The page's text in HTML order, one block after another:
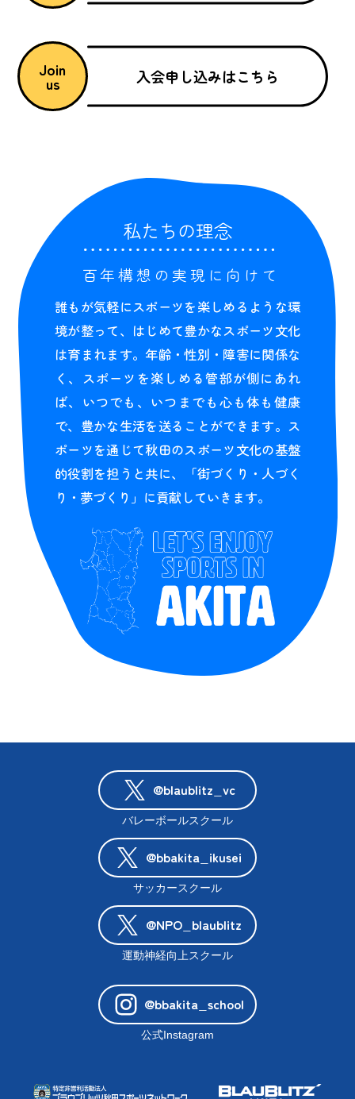
Join
us 入会申し込みはこちら
私たちの理念
百年構想の実現に向けて
誰もが気軽にスポーツを楽しめるような環
境が整って、はじめて豊かなスポーツ文化
は育まれます。年齢・性別・障害に関係な
く、スポーツを楽しめる管部が側にあれ
ば、いつでも、いつまでも心も体も健康
で、豊かな生活を送ることができます。ス
ポーツを通じて秋田のスポーツ文化の基盤
的役割を担うと共に、「街づくり・人づく
り・夢づくり」に貢献していきます。
@blaublitz_vc
バレーボールスクール
@bbakita_ikusei
サッカースクール
@NPO_blaublitz
運動神経向上スクール
@bbakita_school
公式Instagram